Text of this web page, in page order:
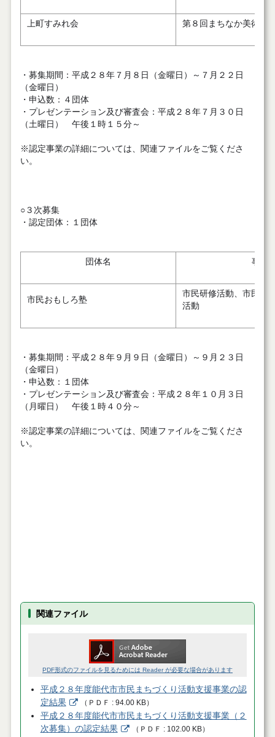
上町すみれ会 第８回まちなか美術展
・募集期間：平成２８年７月８日（金曜日）～７月２２日
（金曜日）
・申込数：４団体
・プレゼンテーション及び審査会：平成２８年７月３０日
（土曜日） 午後１時１５分～
※認定事業の詳細については、関連ファイルをご覧くださ
い。
○３次募集
・認定団体：１団体
団体名 事業
市民おもしろ塾
市民研修活動、市民ま
活動
・募集期間：平成２８年９月９日（金曜日）～９月２３日
（金曜日）
・申込数：１団体
・プレゼンテーション及び審査会：平成２８年１０月３日
（月曜日） 午後１時４０分～
※認定事業の詳細については、関連ファイルをご覧くださ
い。
関連ファイル
PDF形式のファイルを見るためには Reader が必要な場合があります
平成２８年度能代市市民まちづくり活動支援事業の認
定結果
（ ＰＤＦ 94.00 KB）
平成２８年度能代市市民まちづくり活動支援事業（２
次募集）の認定結果
（ ＰＤＦ 102.00 KB）